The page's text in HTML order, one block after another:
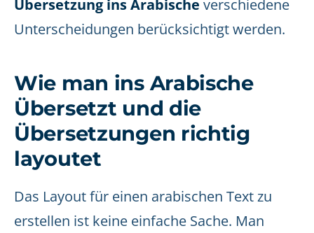
Übersetzung ins Arabische verschiedene
Unterscheidungen berücksichtigt werden.
Wie man ins Arabische
Übersetzt und die
Übersetzungen richtig
layoutet
Das Layout für einen arabischen Text zu
erstellen ist keine einfache Sache. Man